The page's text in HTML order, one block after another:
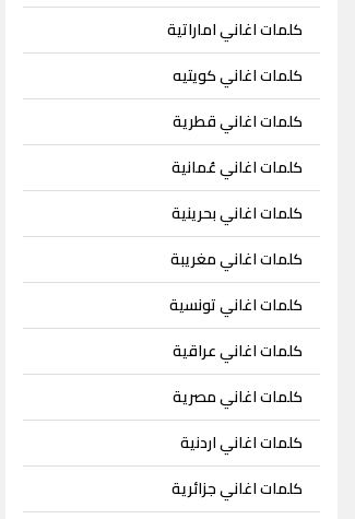
كلمات اغاني اماراتية
كلمات اغاني كويتيه
كلمات اغاني قطرية
كلمات اغاني عُمانية
كلمات اغاني بحرينية
كلمات اغاني مغريبة
كلمات اغاني تونسية
كلمات اغاني عراقية
كلمات اغاني مصرية
كلمات اغاني اردنية
كلمات اغاني جزائرية